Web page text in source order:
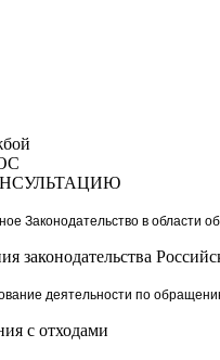
Законодательство в области
законодательства
деятельности по
с отходами